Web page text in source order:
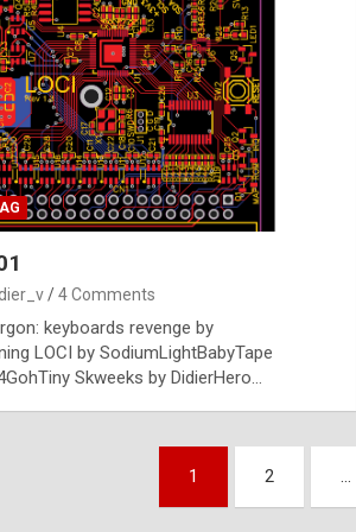
4 Comments
keyboards revenge by
LOCI by SodiumLightBabyTape
Skweeks by DidierHero…
1 2 …